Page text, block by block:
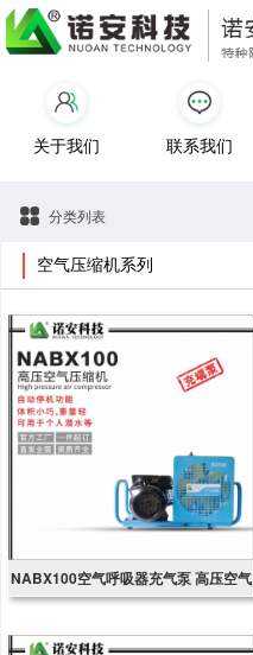
关于我们 联系我们
分类列表
空气压缩机系列
NABX100空气呼吸器充气泵 高压空气